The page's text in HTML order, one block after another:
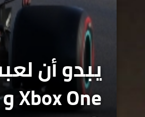
Xbox One و Xbox Series X